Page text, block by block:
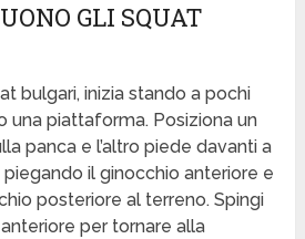
GLI SQUAT
bulgari, inizia stando a pochi
una piattaforma. Posiziona un
panca e l’altro piede davanti a
il ginocchio anteriore e
posteriore al terreno. Spingi
per tornare alla